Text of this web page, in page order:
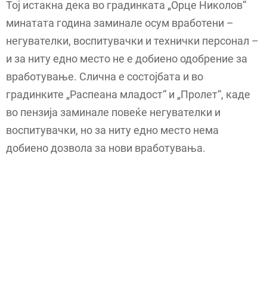
Тој истакна дека во градинката „Орце Николов“
минатата година заминале осум вработени –
негувателки, воспитувачки и технички персонал –
и за ниту едно место не е добиено одобрение за
вработување. Слична е состојбата и во
градинките „Распеана младост“ и „Пролет“, каде
во пензија заминале повеќе негувателки и
воспитувачки, но за ниту едно место нема
добиено дозвола за нови вработувања.